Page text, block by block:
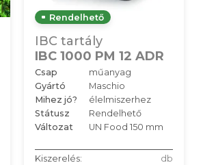
Rendelhető
IBC tartály
IBC 1000 PM 12 ADR
Csap
műanyag
Gyártó
Maschio
Mihez jó?
élelmiszerhez
Státusz
Rendelhető
Változat
UN Food 150 mm
Kiszerelés:
db